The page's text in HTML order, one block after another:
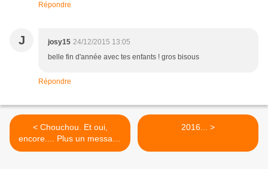
Répondre
J josy15 24/12/2015 13:05
belle fin d'année avec tes enfants ! gros bisous
Répondre
< Chouchou. Et oui,
encore.... Plus un message
important
2016... >